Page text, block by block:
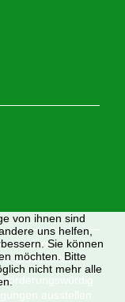
sondern
Erbschaften.
ausstellen.
von ihnen sind
uns helfen,
Sie können
möchten. Bitte
nicht mehr alle